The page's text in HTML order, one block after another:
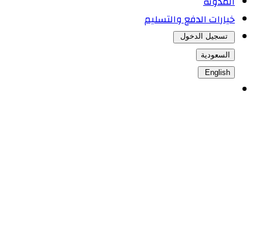
خيارات الدفع والتسليم
تسجيل الدخول
السعودية
English